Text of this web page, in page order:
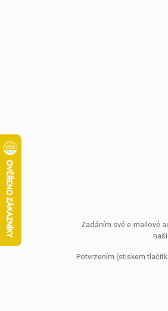
Zadáním své e-mailové
Potvrzením (stiskem